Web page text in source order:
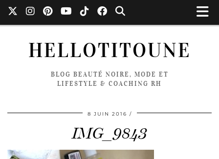
HELLOTITOUNE
BLOG BEAUTÉ NOIRE, MODE ET
LIFESTYLE & COACHING RH
8 JUIN 2016
IMG_9843